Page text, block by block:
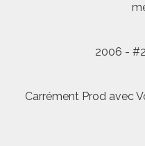
2006 -
Carrément Prod avec